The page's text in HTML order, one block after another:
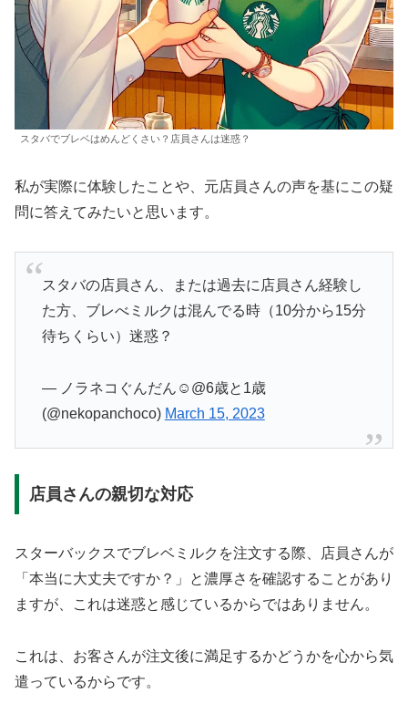
スタバでブレベはめんどくさい？店員さんは迷惑？
私が実際に体験したことや、元店員さんの声を基にこの疑
問に答えてみたいと思います。
スタバの店員さん、または過去に店員さん経験し
た方、ブレべミルクは混んでる時（10分から15分
待ちくらい）迷惑？
— ノラネコぐんだん☺︎@6歳と1歳
(@nekopanchoco) March 15, 2023
店員さんの親切な対応
スターバックスでブレベミルクを注文する際、店員さんが
「本当に大丈夫ですか？」と濃厚さを確認することがあり
ますが、これは迷惑と感じているからではありません。
これは、お客さんが注文後に満足するかどうかを心から気
遣っているからです。